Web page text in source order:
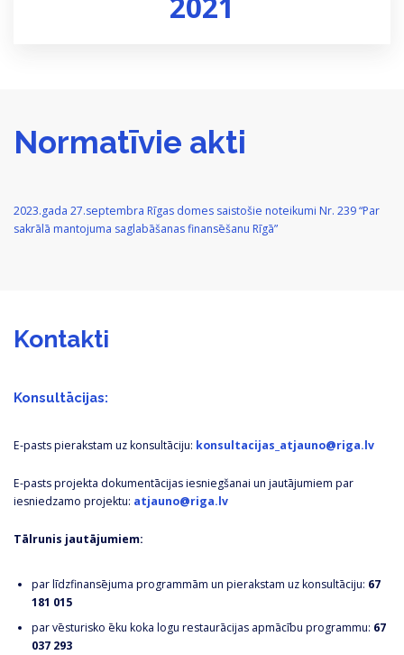
Normatīvie akti
2023.gada 27.septembra Rīgas domes saistošie noteikumi Nr. 239 “Par
sakrālā mantojuma saglabāšanas finansēšanu Rīgā”
Kontakti
Konsultācijas:
E-pasts pierakstam uz konsultāciju: konsultacijas_atjauno@riga.lv
E-pasts projekta dokumentācijas iesniegšanai un jautājumiem par
iesniedzamo projektu: atjauno@riga.lv
Tālrunis jautājumiem:
par līdzfinansējuma programmām un pierakstam uz konsultāciju: 67
181 015
par vēsturisko ēku koka logu restaurācijas apmācību programmu: 67
037 293